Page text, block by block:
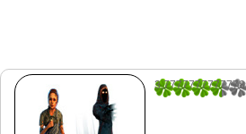
3.7777777777778